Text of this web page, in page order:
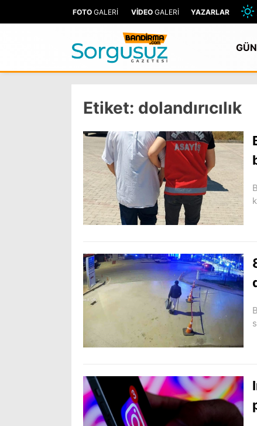
FOTO GALERİ VİDEO GALERİ YAZARLAR
Etiket: dolandırıcılık